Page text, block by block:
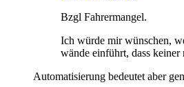
Bzgl Fahrermangel.
Ich würde mir wünschen,
wände einführt, dass
Automatisierung bedeutet aber